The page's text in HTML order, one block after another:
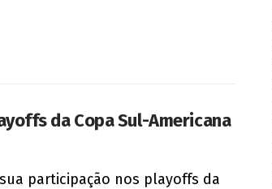
da Copa Sul-Americana
participação nos playoffs da